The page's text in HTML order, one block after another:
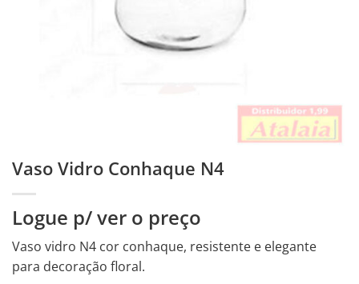
Vaso Vidro Conhaque N4
Logue p/ ver o preço
Vaso vidro N4 cor conhaque, resistente e elegante
para decoração floral.